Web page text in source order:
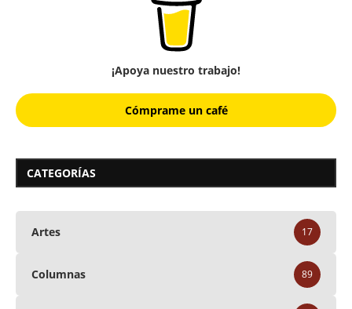
¡Apoya nuestro trabajo!
Cómprame un café
CATEGORÍAS
Artes 17
Columnas 89